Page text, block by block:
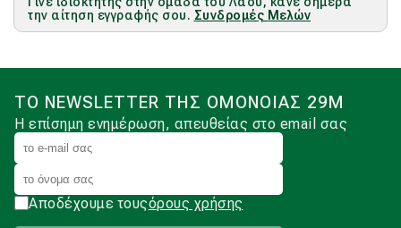
την αίτηση εγγραφής σου. Συνδρομές Μελών
ΤΟ NEWSLETTER ΤΗΣ ΟΜΟΝΟΙΑΣ 29Μ
Η επίσημη ενημέρωση, απευθείας στο email σας
Αποδέχουμε τουςόρους χρήσης